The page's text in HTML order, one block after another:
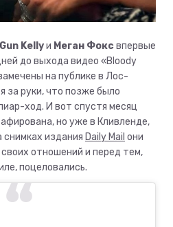
Kellyи Меган Фоксвпервые
до выхода видео «Bloody
на публике в Лос-
руки, что позже было
ход. И вот спустя месяц
но уже в Кливленде,
снимках издания Daily Mail они
отношений и перед тем,
поцеловались.